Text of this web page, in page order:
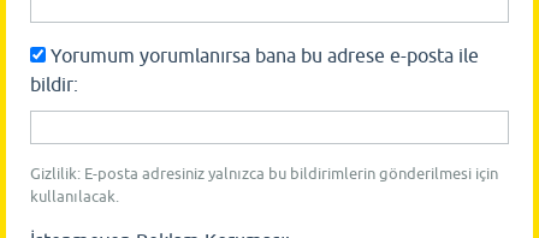
Yorumum yorumlanırsa bana bu adrese e-posta ile
bildir:
Gizlilik: E-posta adresiniz yalnızca bu bildirimlerin gönderilmesi için
kullanılacak.